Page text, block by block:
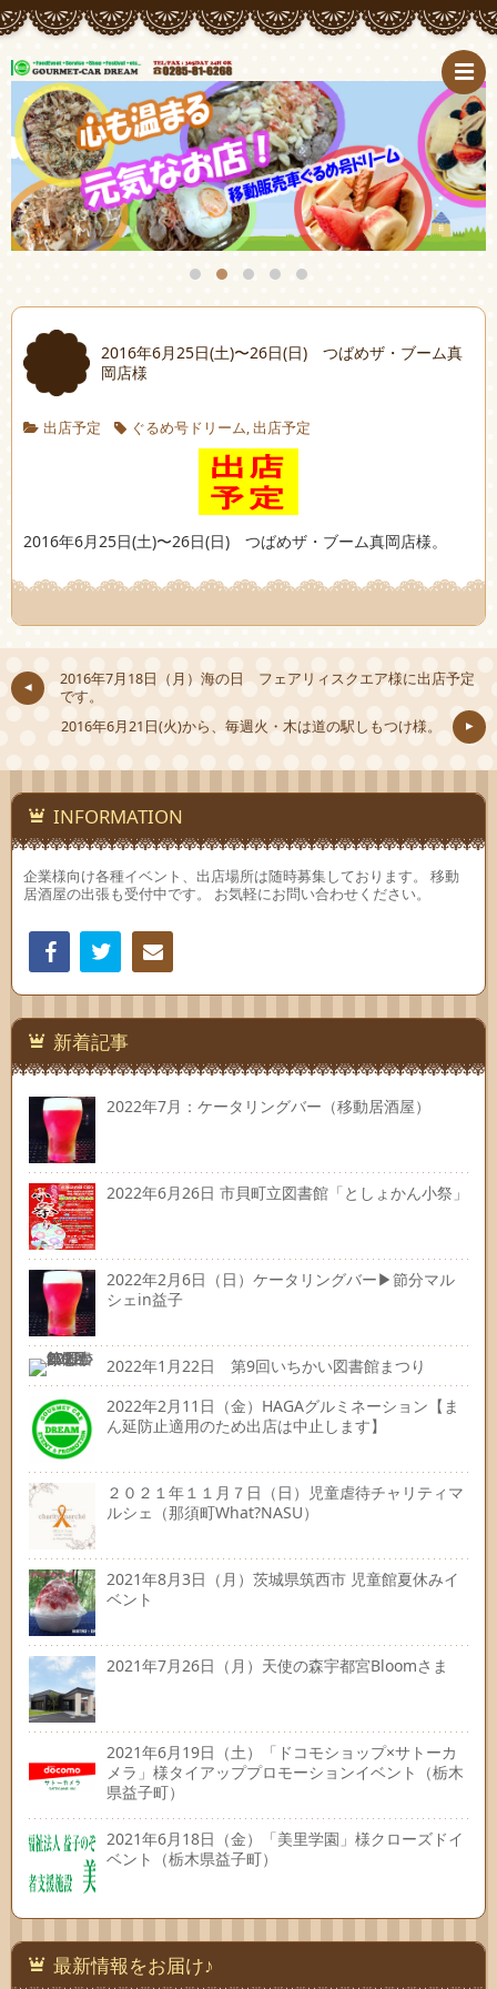
2016年6月25日(土)〜26日(日) つばめザ・ブーム真
岡店様
出店予定 ぐるめ号ドリーム,出店予定
2016年6月25日(土)〜26日(日) つばめザ・ブーム真岡店様。
2016年7月18日（月）海の日 フェアリィスクエア様に出店予定
です。
2016年6月21日(火)から、毎週火・木は道の駅しもつけ様。
INFORMATION
企業様向け各種イベント、出店場所は随時募集しております。 移動
居酒屋の出張も受付中です。 お気軽にお問い合わせください。
Facebook
連絡
新着記事
2022年7月：ケータリングバー（移動居酒屋）
2022年6月26日 市貝町立図書館「としょかん小祭」
2022年2月6日（日）ケータリングバー▶節分マル
シェin益子
2022年1月22日 第9回いちかい図書館まつり
2022年2月11日（金）HAGAグルミネーション【ま
ん延防止適用のため出店は中止します】
２０２１年１１月７日（日）児童虐待チャリティマ
ルシェ（那須町What?NASU）
2021年8月3日（月）茨城県筑西市 児童館夏休みイ
ベント
2021年7月26日（月）天使の森宇都宮Bloomさま
2021年6月19日（土）「ドコモショップ×サトーカ
メラ」様タイアッププロモーションイベント（栃木
県益子町）
2021年6月18日（金）「美里学園」様クローズドイ
ベント（栃木県益子町）
最新情報をお届け♪